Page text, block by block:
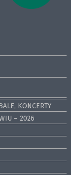
KONCERTY
– 2026